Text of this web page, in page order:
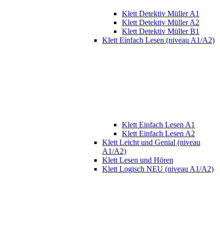
Klett Detektiv Müller A1
Klett Detektiv Müller A2
Klett Detektiv Müller B1
Klett Einfach Lesen (niveau A1/A2)
Klett Einfach Lesen A1
Klett Einfach Lesen A2
Klett Leicht und Genial (niveau
A1/A2)
Klett Lesen und Hören
Klett Logisch NEU (niveau A1/A2)